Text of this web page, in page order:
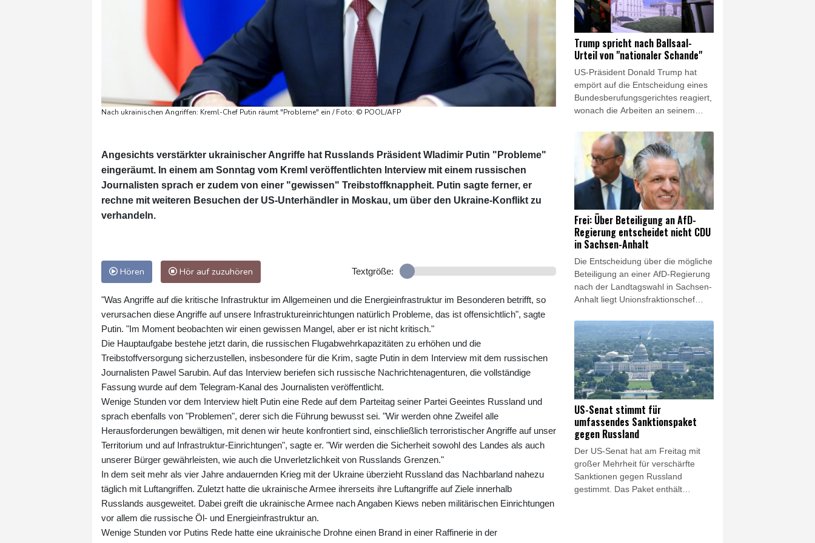
Nach ukrainischen Angriffen: Kreml-Chef Putin räumt "Probleme" ein / Foto: © POOL/AFP
Angesichts verstärkter ukrainischer Angriffe hat Russlands Präsident Wladimir Putin "Probleme"
eingeräumt. In einem am Sonntag vom Kreml veröffentlichten Interview mit einem russischen
Journalisten sprach er zudem von einer "gewissen" Treibstoffknappheit. Putin sagte ferner, er
rechne mit weiteren Besuchen der US-Unterhändler in Moskau, um über den Ukraine-Konflikt zu
verhandeln.
Hören Hör auf zuzuhören Textgröße:
"Was Angriffe auf die kritische Infrastruktur im Allgemeinen und die Energieinfrastruktur im Besonderen betrifft, so
verursachen diese Angriffe auf unsere Infrastruktureinrichtungen natürlich Probleme, das ist offensichtlich", sagte
Putin. "Im Moment beobachten wir einen gewissen Mangel, aber er ist nicht kritisch."
Die Hauptaufgabe bestehe jetzt darin, die russischen Flugabwehrkapazitäten zu erhöhen und die
Treibstoffversorgung sicherzustellen, insbesondere für die Krim, sagte Putin in dem Interview mit dem russischen
Journalisten Pawel Sarubin. Auf das Interview beriefen sich russische Nachrichtenagenturen, die vollständige
Fassung wurde auf dem Telegram-Kanal des Journalisten veröffentlicht.
Wenige Stunden vor dem Interview hielt Putin eine Rede auf dem Parteitag seiner Partei Geeintes Russland und
sprach ebenfalls von "Problemen", derer sich die Führung bewusst sei. "Wir werden ohne Zweifel alle
Herausforderungen bewältigen, mit denen wir heute konfrontiert sind, einschließlich terroristischer Angriffe auf unser
Territorium und auf Infrastruktur-Einrichtungen", sagte er. "Wir werden die Sicherheit sowohl des Landes als auch
unserer Bürger gewährleisten, wie auch die Unverletzlichkeit von Russlands Grenzen."
In dem seit mehr als vier Jahre andauernden Krieg mit der Ukraine überzieht Russland das Nachbarland nahezu
täglich mit Luftangriffen. Zuletzt hatte die ukrainische Armee ihrerseits ihre Luftangriffe auf Ziele innerhalb
Russlands ausgeweitet. Dabei greift die ukrainische Armee nach Angaben Kiews neben militärischen Einrichtungen
vor allem die russische Öl- und Energieinfrastruktur an.
Wenige Stunden vor Putins Rede hatte eine ukrainische Drohne einen Brand in einer Raffinerie in der
das südamerikanische Land
bringen. Der 48-jährige Politik-
Neuling trat die Nachfolge des
linken Präsidenten Gustavo Petro
an.
Trump spricht nach Ballsaal-
Urteil von "nationaler Schande"
US-Präsident Donald Trump hat
empört auf die Entscheidung eines
Bundesberufungsgerichtes reagiert,
wonach die Arbeiten an seinem
nicht weitergehen dürfen. Die
Justizentscheidung sei eine
"nationale Schande", erklärte er am
Freitag. Außerdem werde dadurch
die nationale Sicherheit bedroht,
setzte er offensichtlich mit Blick auf
einen unterirdischen Militärbunker
sowie weitere
Sicherheitsvorkehrungen im
geplanten Erweiterungsbau des
Weißen Hauses hinzu. Zuvor hatte
der Präsident bereits angekündigt,
in Berufung zu gehen.
Frei: Über Beteiligung an AfD-
Regierung entscheidet nicht CDU
in Sachsen-Anhalt
Die Entscheidung über die mögliche
Beteiligung an einer AfD-Regierung
nach der Landtagswahl in Sachsen-
Anhalt liegt Unionsfraktionschef
bei der CDU vor Ort. "Das
Kooperationsverbot mit der AfD ist
ein Grundsatzbeschluss in der
CDU", sagte Frei den Funke-
Zeitungen vom Samstag. "Es kann
nicht je nach Bundesland anders
beantwortet werden."
US-Senat stimmt für
umfassendes Sanktionspaket
gegen Russland
Der US-Senat hat am Freitag mit
großer Mehrheit für verschärfte
Sanktionen gegen Russland
gestimmt. Das Paket enthält